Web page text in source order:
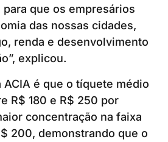
que os empresários
das nossas cidades,
renda e desenvolvimento
explicou.
ACIA é que o tíquete médio
R$ 180 e R$ 250 por
concentração na faixa
200, demonstrando que o